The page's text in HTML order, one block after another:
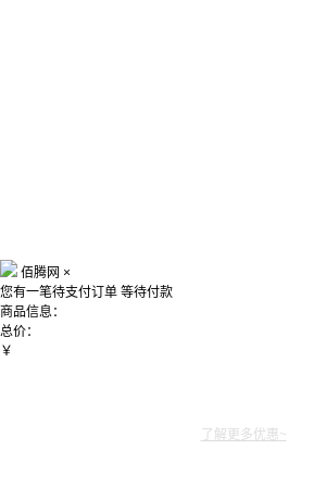
佰腾网 ×
您有一笔待支付订单 等待付款
商品信息：
总价：
￥
了解更多优惠~